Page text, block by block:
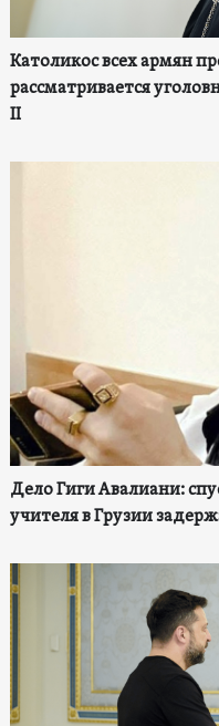
Католикос всех армян
рассматривается
II
Дело Гиги Авалиани:
учителя в Грузии